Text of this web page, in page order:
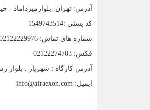
آدرس: تهران .بلوارمیرداماد -
کد پستی :1549743514
شماره های تماس: 02122229976 - 02122253854 - 02126424094
فکس: 02122274703
آدرس کارگاه : شهریار . بلوار
ایمیل: info@afraexon.com